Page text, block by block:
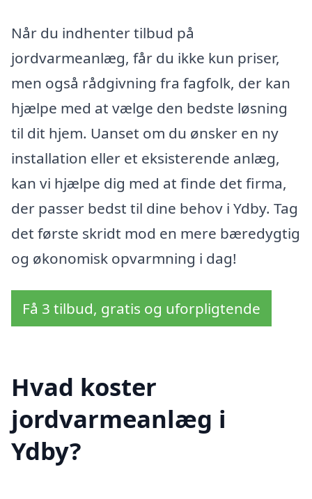
Når du indhenter tilbud på
jordvarmeanlæg, får du ikke kun priser,
men også rådgivning fra fagfolk, der kan
hjælpe med at vælge den bedste løsning
til dit hjem. Uanset om du ønsker en ny
installation eller et eksisterende anlæg,
kan vi hjælpe dig med at finde det firma,
der passer bedst til dine behov i Ydby. Tag
det første skridt mod en mere bæredygtig
og økonomisk opvarmning i dag!
Få 3 tilbud, gratis og uforpligtende
Hvad koster
jordvarmeanlæg i
Ydby?